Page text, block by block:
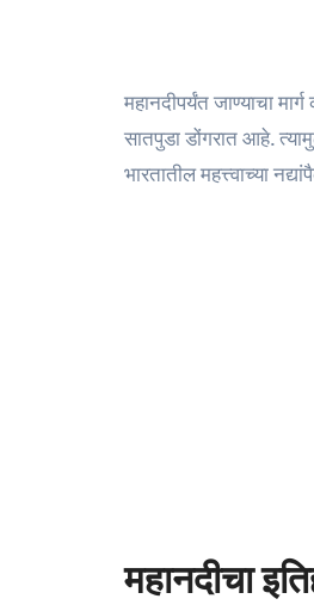
महानदीपर्यंत जाण्याचा
सातपुडा डोंगरात आहे.
भारतातील महत्त्वाच्या
महानदीचा